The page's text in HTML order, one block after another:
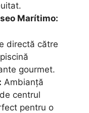
Marítimo:
directă către
gourmet.
Ambianță
centrul
pentru o